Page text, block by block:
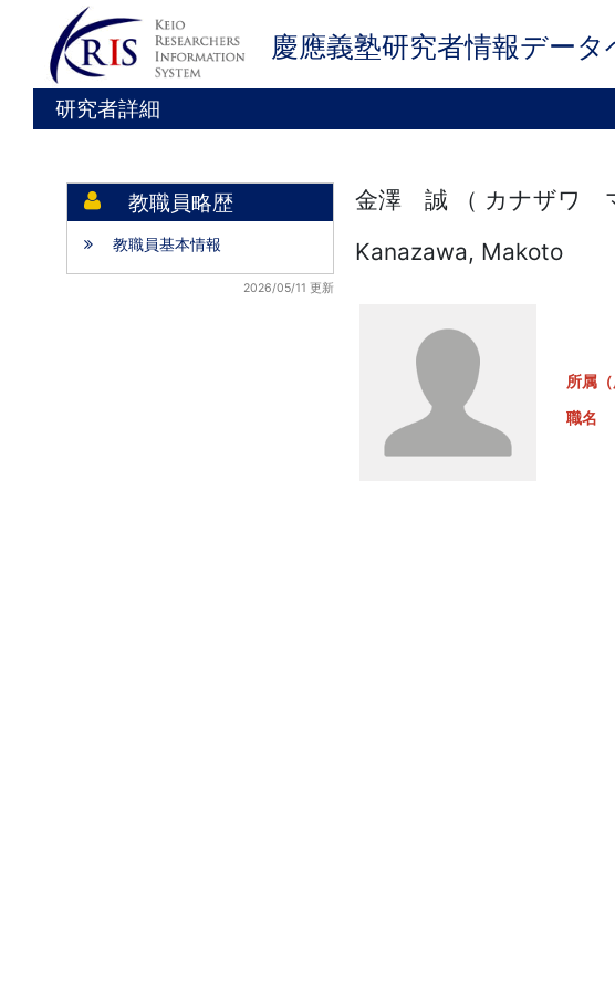
慶應義塾研究者情報データ
研究者詳細
教職員略歴
教職員基本情報
2026/05/11 更新
金澤 誠 （ カナザワ
Kanazawa, Makoto
所属（
職名